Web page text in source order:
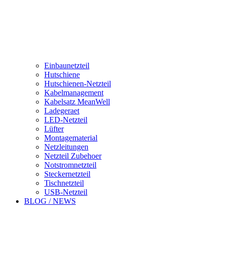
Einbaunetzteil
Hutschiene
Hutschienen-Netzteil
Kabelmanagement
Kabelsatz MeanWell
Ladegeraet
LED-Netzteil
Lüfter
Montagematerial
Netzleitungen
Netzteil Zubehoer
Notstromnetzteil
Steckernetzteil
Tischnetzteil
USB-Netzteil
BLOG / NEWS